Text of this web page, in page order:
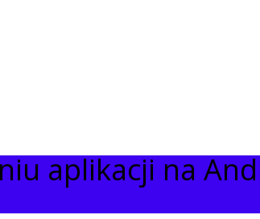
aplikacji na